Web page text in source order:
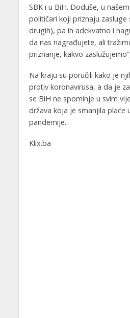
SBK i u BiH. Doduše, u
političari koji priznaju zasluge
drugih), pa ih adekvatno i
da nas nagrađujete, ali
priznanje, kakvo
Na kraju su poručili kako je
protiv koronavirusa, a da je
se BiH ne spominje u svim
država koja je smanjila plaće
pandemije.
Klix.ba